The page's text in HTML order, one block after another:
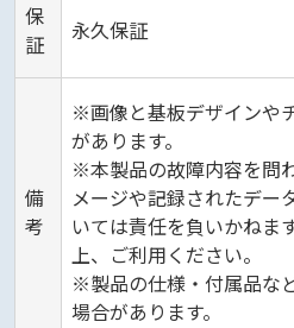
保
証
永久保証
備
考
※画像と基板デザインや
があります。
※本製品の故障内容を問
メージや記録されたデー
いては責任を負いかねま
上、ご利用ください。
※製品の仕様・付属品な
場合があります。